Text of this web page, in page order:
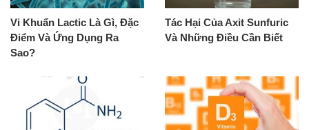
Vi Khuẩn Lactic Là Gì, Đặc
Điểm Và Ứng Dụng Ra
Sao?
Tác Hại Của Axit Sunfuric
Và Những Điều Cần Biết